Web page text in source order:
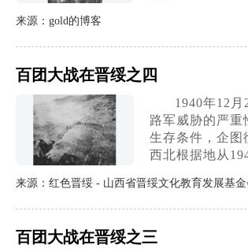
来源：gold的博客
百团大战在晋绥之四
1940年12
路军威胁的严
生存条件，企图
西北根据地从
来源：红色晋绥 - 山西省晋绥文化教育发展基
百团大战在晋绥之三